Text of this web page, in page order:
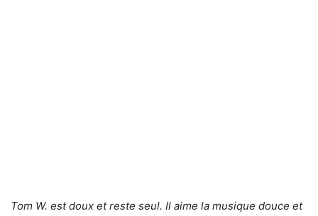
Tom W. est doux et reste seul. Il aime la musique douce et